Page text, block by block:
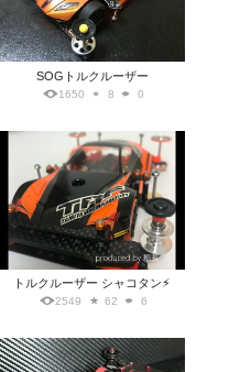
SOGトルクルーザー
1650 8 0
トルクルーザー シャコタン⚡︎
2549 62 6